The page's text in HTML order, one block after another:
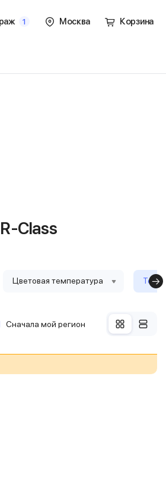
1 Москва Корзина
Class
Цветовая температура
Сначала мой регион